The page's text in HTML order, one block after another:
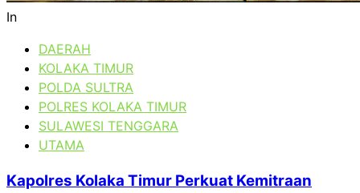
In
DAERAH
KOLAKA TIMUR
POLDA SULTRA
POLRES KOLAKA TIMUR
SULAWESI TENGGARA
UTAMA
Kapolres Kolaka Timur Perkuat Kemitraan